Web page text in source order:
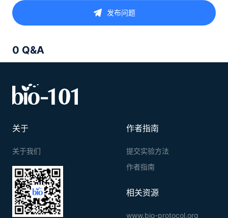
发布问题
0 Q&A
关于
关于我们
作者指南
提交实验方法
作者指南
相关资源
www.bio-protocol.org